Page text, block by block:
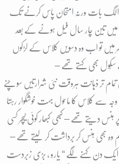
تو الگ بات ورنہ امتحان پاس کرنے تک
تین چار سال فیل ہونے کے بعد
میں تو اب وہ دسویں کلاس کے لڑکوں
بھی کہتے تھے –
تمام تر ذہانت ہروقت نئی شرارتیں سوچنے
سے کلاس کا ماحول بہت خوشگوار رہتا
ہنس دیتے تھے – کبھی کبھار کوئی ٹیچر کسی
وہ بھی ہنس کر برداشت کر لیتے تھے –
دن کہنے لگے “ یارو ، بڑی زبردست